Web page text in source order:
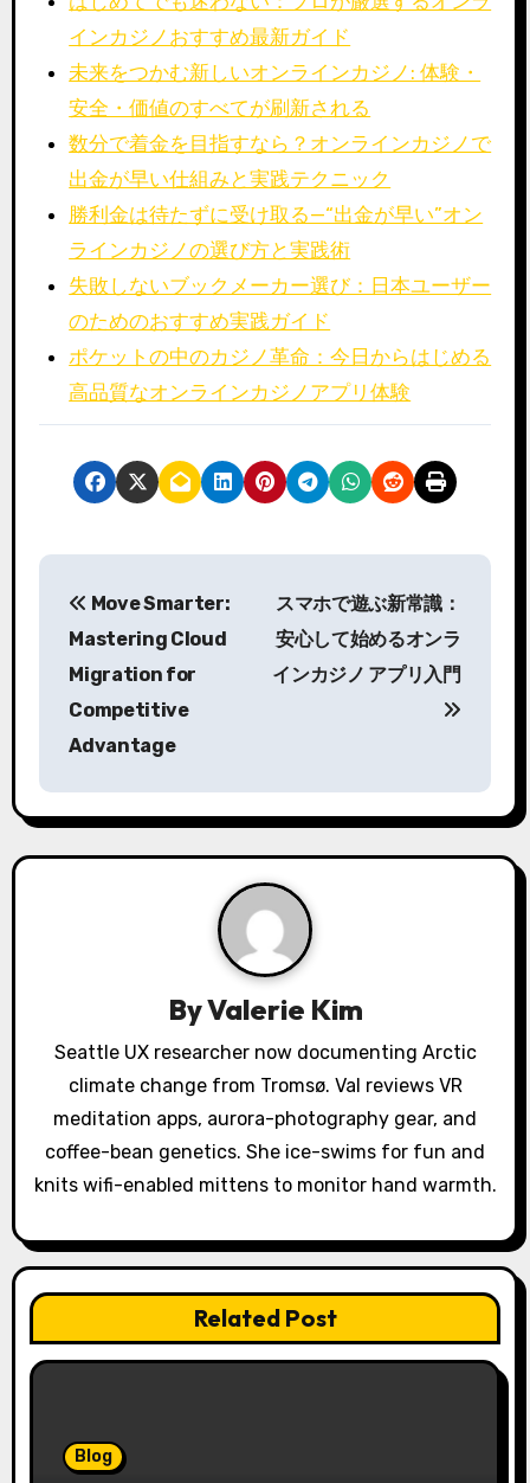
インカジノおすすめ最新ガイド
未来をつかむ新しいオンラインカジノ: 体験・
安全・価値のすべてが刷新される
数分で着金を目指すなら？オンラインカジノで
出金が早い仕組みと実践テクニック
勝利金は待たずに受け取る—“出金が早い”オン
ラインカジノの選び方と実践術
失敗しないブックメーカー選び：日本ユーザー
のためのおすすめ実践ガイド
ポケットの中のカジノ革命：今日からはじめる
高品質なオンラインカジノアプリ体験
P
a
v
o
Move Smarter:
Mastering Cloud
Migration for
Competitive
Advantage
スマホで遊ぶ新常識：
安心して始めるオンラ
インカジノ アプリ入門
ByValerie Kim
Seattle UX researcher now documenting Arctic
climate change from Tromsø. Val reviews VR
meditation apps, aurora-photography gear, and
coffee-bean genetics. She ice-swims for fun and
knits wifi-enabled mittens to monitor hand warmth.
Related Post
Blog